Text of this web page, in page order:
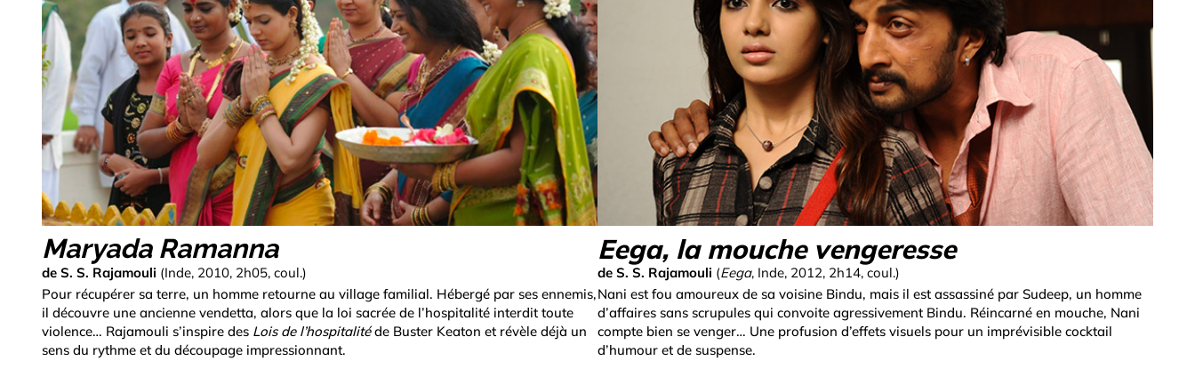
Maryada Ramanna
de S. S. Rajamouli (Inde, 2010, 2h05, coul.)
Pour récupérer sa terre, un homme retourne au village familial. Hébergé par ses ennemis,
il découvre une ancienne vendetta, alors que la loi sacrée de l’hospitalité interdit toute
violence… Rajamouli s’inspire des Lois de l’hospitalitéde Buster Keaton et révèle déjà un
sens du rythme et du découpage impressionnant.
Eega, la mouche vengeresse
de S. S. Rajamouli (Eega, Inde, 2012, 2h14, coul.)
Nani est fou amoureux de sa voisine Bindu, mais il est assassiné par Sudeep, un homme
d’affaires sans scrupules qui convoite agressivement Bindu. Réincarné en mouche, Nani
compte bien se venger… Une profusion d’effets visuels pour un imprévisible cocktail
d’humour et de suspense.